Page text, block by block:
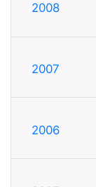
2008
2007
2006